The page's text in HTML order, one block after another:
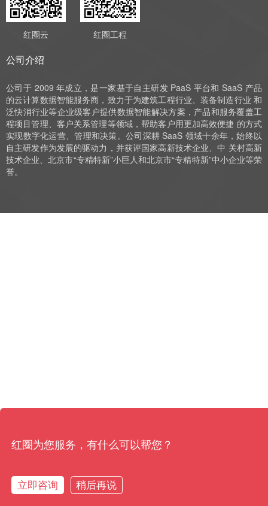
红圈云 红圈工程
公司介绍
公司于 2009 年成立，是一家基于自主研发 PaaS 平台和 SaaS 产品
的云计算数据智能服务商，致力于为建筑工程行业、装备制造行业 和
泛快消行业等企业级客户提供数据智能解决方案，产品和服务覆盖工
程项目管理、客户关系管理等领域，帮助客户用更加高效便捷 的方式
实现数字化运营、管理和决策。公司深耕 SaaS 领域十余年，始终以
自主研发作为发展的驱动力，并获评国家高新技术企业、中 关村高新
技术企业、北京市“专精特新”小巨人和北京市“专精特新”中小企业等荣
誉。
红圈为您服务，有什么可以帮您？
立即咨询
稍后再说
购买咨询